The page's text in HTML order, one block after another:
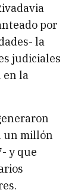
por
la
judiciales
en la
un millón
y que